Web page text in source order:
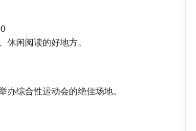
闲阅读的好地方。
综合性运动会的绝佳场地。